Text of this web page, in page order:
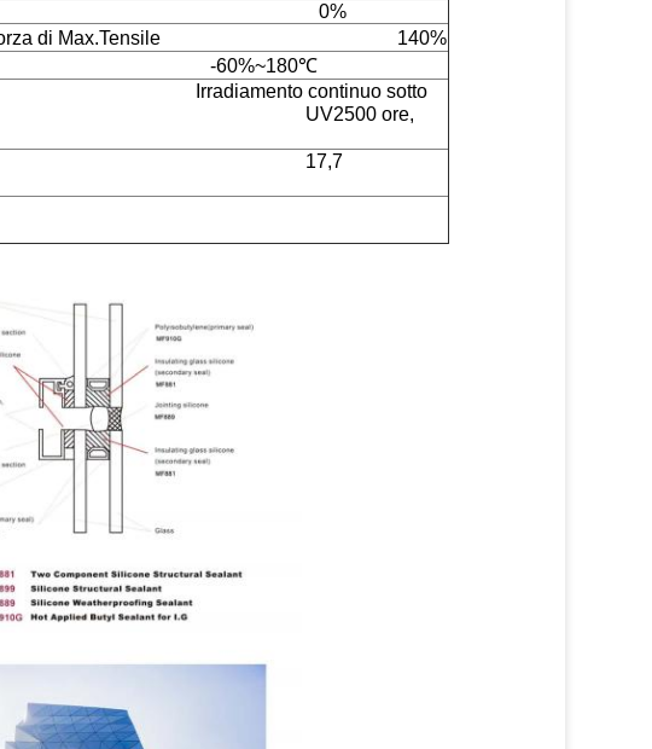
di guasto 0%
di forza di Max.Tensile 140%
-60%~180℃
ozono
Irradiamento continuo sotto
ore,
dell'umidità (MVTR) 17,7
gas (AR)